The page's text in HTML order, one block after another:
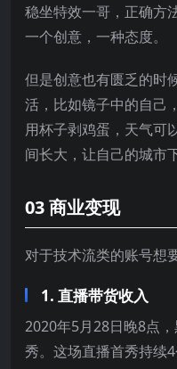
稳坐特效一哥，正确方
一个创意，一种态度。
但是创意也有匮乏的时
活，比如镜子中的自己
用杯子剥鸡蛋，天气可
间长大，让自己的城市
03 商业变现
对于技术流类的账号想
1. 直播带货收入
2020年5月28日晚8点
秀。这场直播首秀持续